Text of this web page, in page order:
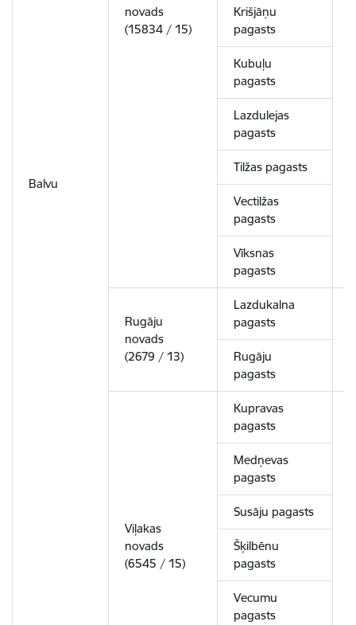
Balvu
novads
(15834 / 15)
Krišjāņu
pagasts
Kubuļu
pagasts
Lazdulejas
pagasts
Tilžas pagasts
Vectilžas
pagasts
Vīksnas
pagasts
Rugāju
novads
(2679 / 13)
Lazdukalna
pagasts
Rugāju
pagasts
Viļakas
novads
(6545 / 15)
Kupravas
pagasts
Medņevas
pagasts
Susāju pagasts
Šķilbēnu
pagasts
Vecumu
pagasts